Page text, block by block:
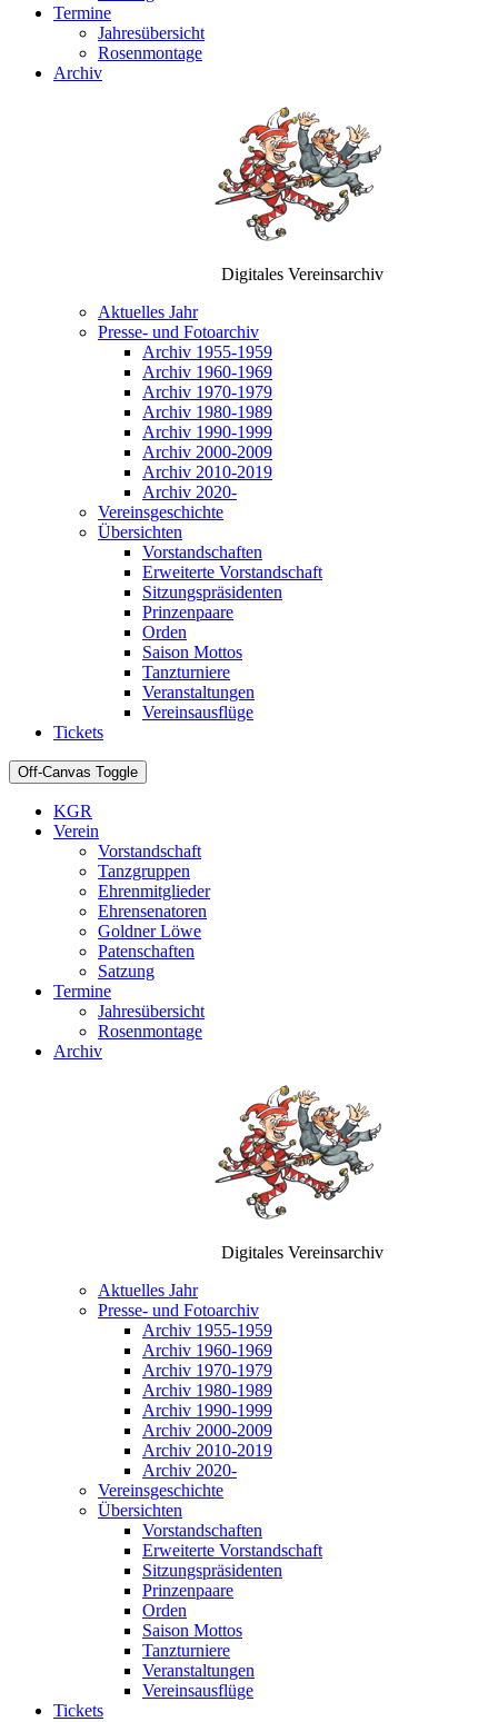
Termine
Jahresübersicht
Rosenmontage
Archiv
Digitales Vereinsarchiv
Aktuelles Jahr
Presse- und Fotoarchiv
Archiv 1955-1959
Archiv 1960-1969
Archiv 1970-1979
Archiv 1980-1989
Archiv 1990-1999
Archiv 2000-2009
Archiv 2010-2019
Archiv 2020-
Vereinsgeschichte
Übersichten
Vorstandschaften
Erweiterte Vorstandschaft
Sitzungspräsidenten
Prinzenpaare
Orden
Saison Mottos
Tanzturniere
Veranstaltungen
Vereinsausflüge
Tickets
Off-Canvas Toggle
KGR
Verein
Vorstandschaft
Tanzgruppen
Ehrenmitglieder
Ehrensenatoren
Goldner Löwe
Patenschaften
Satzung
Termine
Jahresübersicht
Rosenmontage
Archiv
Digitales Vereinsarchiv
Aktuelles Jahr
Presse- und Fotoarchiv
Archiv 1955-1959
Archiv 1960-1969
Archiv 1970-1979
Archiv 1980-1989
Archiv 1990-1999
Archiv 2000-2009
Archiv 2010-2019
Archiv 2020-
Vereinsgeschichte
Übersichten
Vorstandschaften
Erweiterte Vorstandschaft
Sitzungspräsidenten
Prinzenpaare
Orden
Saison Mottos
Tanzturniere
Veranstaltungen
Vereinsausflüge
Tickets